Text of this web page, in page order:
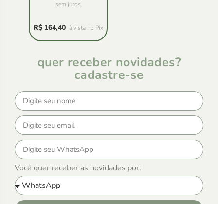
sem juros
R$164,40 à vista no Pix
quer receber novidades?
cadastre-se
Você quer receber as novidades por: